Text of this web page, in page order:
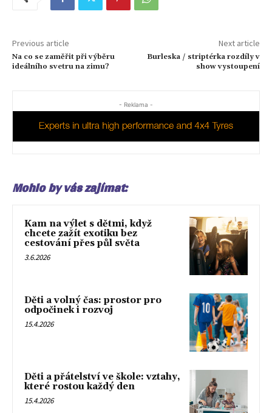
Previous article
Na co se zaměřit při výběru
ideálního svetru na zimu?
Next article
Burleska / striptérka rozdíly v
show vystoupení
- Reklama -
Mohlo by vás zajímat:
Kam na výlet s dětmi, když
chcete zažít exotiku bez
cestování přes půl světa
3.6.2026
Děti a volný čas: prostor pro
odpočinek i rozvoj
15.4.2026
Děti a přátelství ve škole: vztahy,
které rostou každý den
15.4.2026